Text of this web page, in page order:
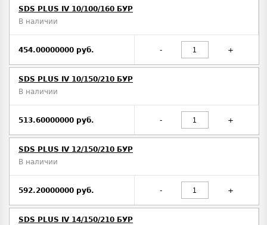
SDS PLUS IV 10/100/160 БУР
В наличии
454.00000000 руб. - +
SDS PLUS IV 10/150/210 БУР
В наличии
513.60000000 руб. - +
SDS PLUS IV 12/150/210 БУР
В наличии
592.20000000 руб. - +
SDS PLUS IV 14/150/210 БУР